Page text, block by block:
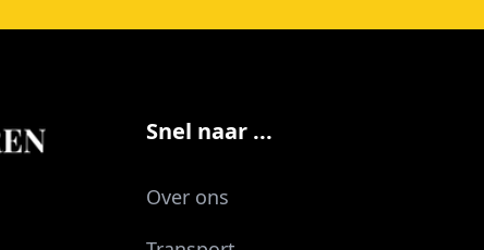
Snel naar ...
Over ons